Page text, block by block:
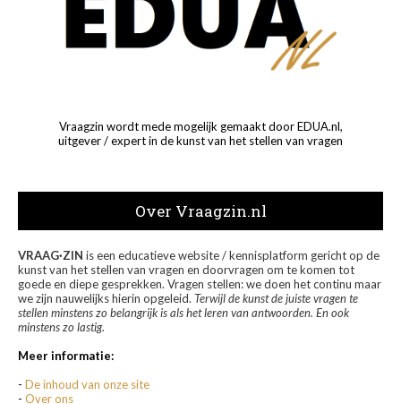
Vraagzin wordt mede mogelijk gemaakt door EDUA.nl,
uitgever / expert in de kunst van het stellen van vragen
Over Vraagzin.nl
VRAAG·ZIN is een educatieve website / kennisplatform gericht op de
kunst van het stellen van vragen en doorvragen om te komen tot
goede en diepe gesprekken. Vragen stellen: we doen het continu maar
we zijn nauwelijks hierin opgeleid. Terwijl de kunst de juiste vragen te
stellen minstens zo belangrijk is als het leren van antwoorden. En ook
minstens zo lastig.
Meer informatie:
- De inhoud van onze site
- Over ons